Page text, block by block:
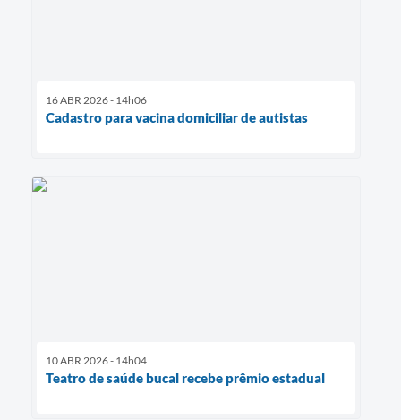
16 ABR 2026 - 14h06
Cadastro para vacina domiciliar de autistas
10 ABR 2026 - 14h04
Teatro de saúde bucal recebe prêmio estadual